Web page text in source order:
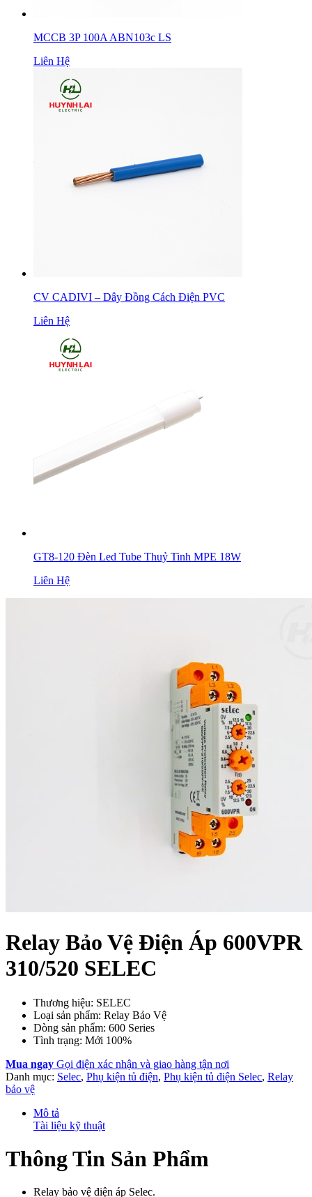
MCCB 3P 100A ABN103c LS
Liên Hệ
CV CADIVI – Dây Đồng Cách Điện PVC
Liên Hệ
GT8-120 Đèn Led Tube Thuỷ Tinh MPE 18W
Liên Hệ
Relay Bảo Vệ Điện Áp 600VPR
310/520 SELEC
Thương hiệu: SELEC
Loại sản phẩm: Relay Bảo Vệ
Dòng sản phẩm: 600 Series
Tình trạng: Mới 100%
Mua ngay Gọi điện xác nhận và giao hàng tận nơi
Danh mục: Selec, Phụ kiện tủ điện, Phụ kiện tủ điện Selec, Relay
bảo vệ
Mô tả
Tài liệu kỹ thuật
Thông Tin Sản Phẩm
Relay bảo vệ điện áp Selec.